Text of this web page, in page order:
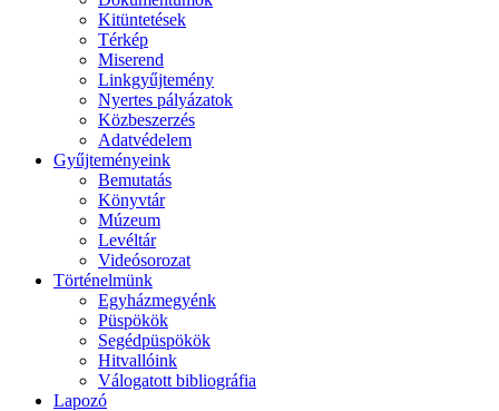
Kitüntetések
Térkép
Miserend
Linkgyűjtemény
Nyertes pályázatok
Közbeszerzés
Adatvédelem
Gyűjteményeink
Bemutatás
Könyvtár
Múzeum
Levéltár
Videósorozat
Történelmünk
Egyházmegyénk
Püspökök
Segédpüspökök
Hitvallóink
Válogatott bibliográfia
Lapozó